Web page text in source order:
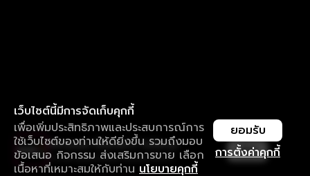
เว็บไซต์นี้มีการจัดเก็บคุกกี้
เพื่อเพิ่มประสิทธิภาพและประสบการณ์การ
ใช้เว็บไซต์ของท่านให้ดียิ่งขึ้น รวมถึงมอบ
ข้อเสนอ กิจกรรม ส่งเสริมการขาย เลือก
เนื้อหาที่เหมาะสมให้กับท่าน นโยบายคุกกี้
การตั้งค่าคุกกี้
ยอมรับ
ใช้งานแอป ลื่นไหลกว่า ไม่มีสะดุด
ดาวน์โหลดแอปเพื่อการรับชมที่ดีกว่า เปิด